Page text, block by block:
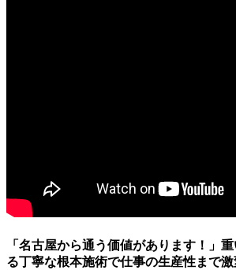
「名古屋から通う価値があります！」
る丁寧な根本施術で仕事の生産性まで激